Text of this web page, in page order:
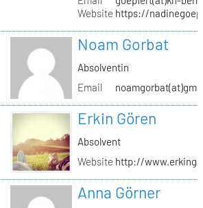
Website https://
Noam Gorbat
Absolventin
Email
Erkin Gören
Absolvent
Website http://
Anna Görner